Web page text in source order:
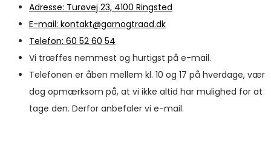
Adresse: Turøvej 23, 4100 Ringsted
E-mail: kontakt@garnogtraad.dk
Telefon: 60 52 60 54
Vi træffes nemmest og hurtigst på e-mail.
Telefonen er åben mellem kl. 10 og 17 på hverdage, vær
dog opmærksom på, at vi ikke altid har mulighed for at
tage den. Derfor anbefaler vi e-mail.